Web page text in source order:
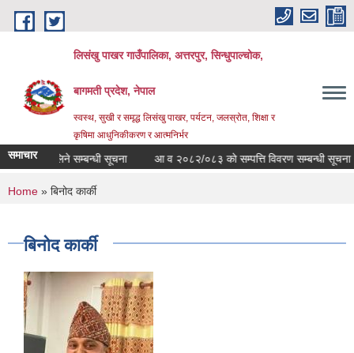
Skip to main content
लिसंखु पाखर गाउँपालिका, अत्तरपुर, सिन्धुपाल्चोक,
बागमती प्रदेश, नेपाल
स्वस्थ, सुखी र समृद्ध लिसंखु पाखर, पर्यटन, जलस्रोत, शिक्षा र
कृषिमा आधुनिकीकरण र आत्मनिर्भर
समाचार
सेवा लिने सम्बन्धी सूचना आ व २०८२/०८३ काे सम्पत्ति विवरण सम्बन्धी सूचना
You are here
Home » बिनोद कार्की
बिनोद कार्की